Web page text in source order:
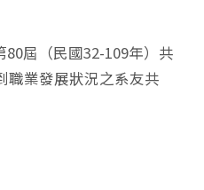
屆（民國32-109年）共
職業發展狀況之系友共